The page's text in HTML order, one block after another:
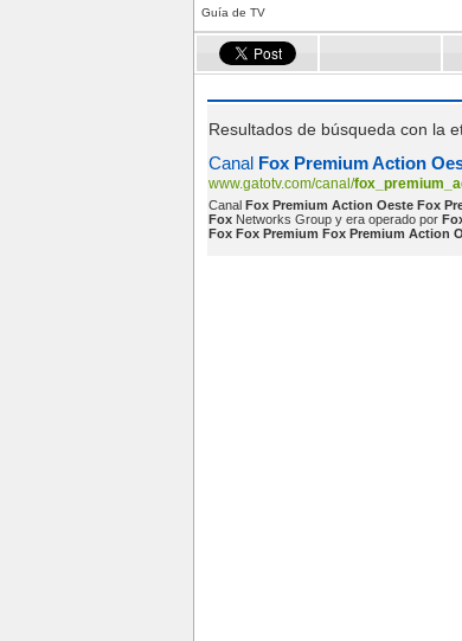
Guía de TV
Resultados de búsqueda con la
Canal Fox Premium Action
www.gatotv.com/canal/
Canal Fox Premium Action Oeste Fox
Fox Networks Group y era operado por
Fox Fox Premium Fox Premium Action